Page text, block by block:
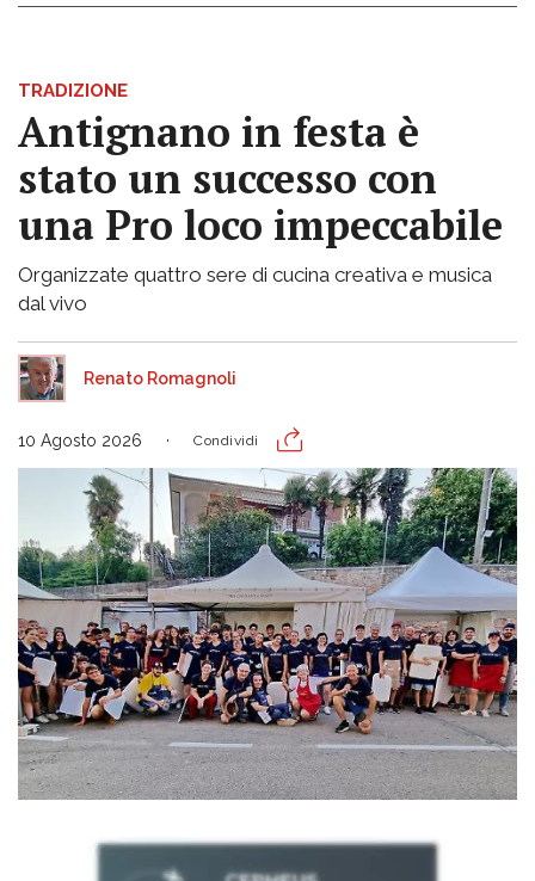
TRADIZIONE
Antignano in festa è
stato un successo con
una Pro loco impeccabile
Organizzate quattro sere di cucina creativa e musica
dal vivo
Renato Romagnoli
10 Agosto 2026 Condividi